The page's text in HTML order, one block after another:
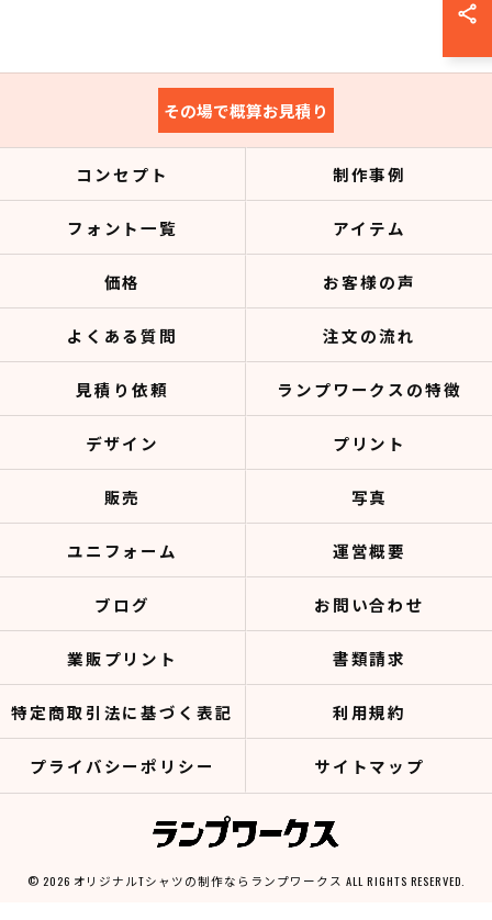
その場で概算お見積り
コンセプト 制作事例
フォント一覧 アイテム
価格 お客様の声
よくある質問 注文の流れ
見積り依頼 ランプワークスの特徴
デザイン プリント
販売 写真
ユニフォーム 運営概要
ブログ お問い合わせ
業販プリント 書類請求
特定商取引法に基づく表記 利用規約
プライバシーポリシー サイトマップ
© 2026 オリジナルTシャツの制作ならランプワークス ALL RIGHTS RESERVED.